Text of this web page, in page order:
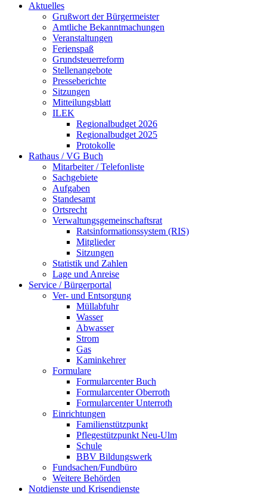
Aktuelles
Grußwort der Bürgermeister
Amtliche Bekanntmachungen
Veranstaltungen
Ferienspaß
Grundsteuerreform
Stellenangebote
Presseberichte
Sitzungen
Mitteilungsblatt
ILEK
Regionalbudget 2026
Regionalbudget 2025
Protokolle
Rathaus / VG Buch
Mitarbeiter / Telefonliste
Sachgebiete
Aufgaben
Standesamt
Ortsrecht
Verwaltungsgemeinschaftsrat
Ratsinformationssystem (RIS)
Mitglieder
Sitzungen
Statistik und Zahlen
Lage und Anreise
Service / Bürgerportal
Ver- und Entsorgung
Müllabfuhr
Wasser
Abwasser
Strom
Gas
Kaminkehrer
Formulare
Formularcenter Buch
Formularcenter Oberroth
Formularcenter Unterroth
Einrichtungen
Familienstützpunkt
Pflegestützpunkt Neu-Ulm
Schule
BBV Bildungswerk
Fundsachen/Fundbüro
Weitere Behörden
Notdienste und Krisendienste